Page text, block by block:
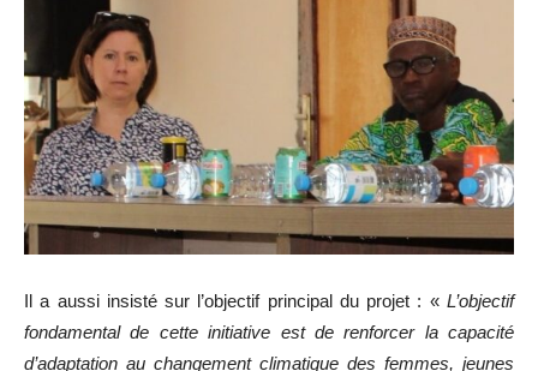
Il a aussi insisté sur l’objectif principal du projet : « L’objectif
fondamental de cette initiative est de renforcer la capacité
d’adaptation au changement climatique des femmes, jeunes